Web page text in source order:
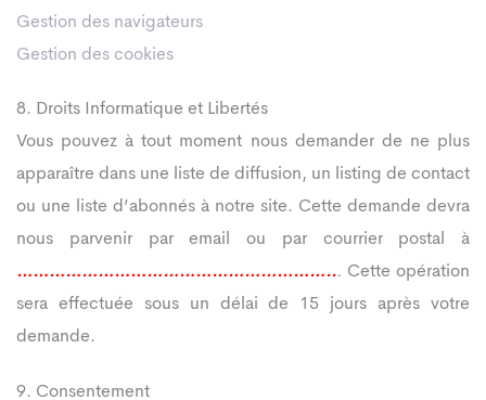
Gestion des navigateurs
Gestion des cookies
8. Droits Informatique et Libertés
Vous pouvez à tout moment nous demander de ne plus
apparaître dans une liste de diffusion, un listing de contact
ou une liste d’abonnés à notre site. Cette demande devra
nous parvenir par email ou par courrier postal à
…………………………………………………... Cette opération
sera effectuée sous un délai de 15 jours après votre
demande.
9. Consentement